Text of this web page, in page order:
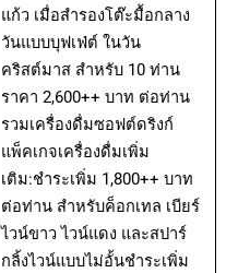
แก้ว เมื่อสำรองโต๊ะมื้อกลาง
วันแบบบุฟเฟ่ต์ ในวัน
คริสต์มาส สำหรับ 10 ท่าน
ราคา 2,600++ บาท ต่อท่าน
รวมเครื่องดื่มซอฟต์ดริงก์
แพ็คเกจเครื่องดื่มเพิ่ม
เติม:ชำระเพิ่ม 1,800++ บาท
ต่อท่าน สำหรับค็อกเทล เบียร์
ไวน์ขาว ไวน์แดง และสปาร์
กลิ้งไวน์แบบไม่อั้นชำระเพิ่ม